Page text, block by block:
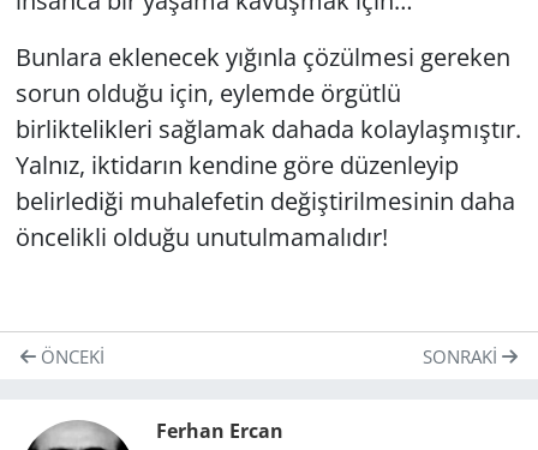
Bunlara eklenecek yığınla çözülmesi gereken
sorun olduğu için, eylemde örgütlü
birliktelikleri sağlamak dahada kolaylaşmıştır.
Yalnız, iktidarın kendine göre düzenleyip
belirlediği muhalefetin değiştirilmesinin daha
öncelikli olduğu unutulmamalıdır!
ÖNCEKI SONRAKI
Ferhan Ercan